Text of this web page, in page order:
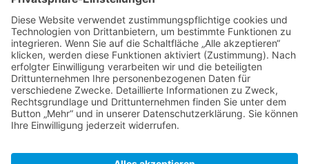
Wir suchen euch